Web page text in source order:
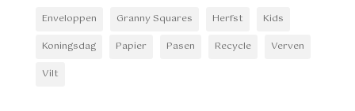
Enveloppen Granny Squares Herfst
Kids
Koningsdag
Papier Pasen Recycle
Verven
Vilt